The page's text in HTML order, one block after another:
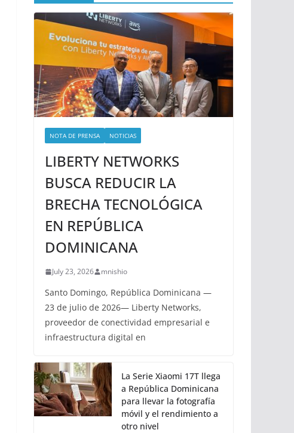
NOTA DE PRENSA NOTICIAS
LIBERTY NETWORKS
BUSCA REDUCIR LA
BRECHA TECNOLÓGICA
EN REPÚBLICA
DOMINICANA
July 23, 2026 mnishio
Santo Domingo, República Dominicana —
23 de julio de 2026— Liberty Networks,
proveedor de conectividad empresarial e
infraestructura digital en
La Serie Xiaomi 17T llega
a República Dominicana
para llevar la fotografía
móvil y el rendimiento a
otro nivel